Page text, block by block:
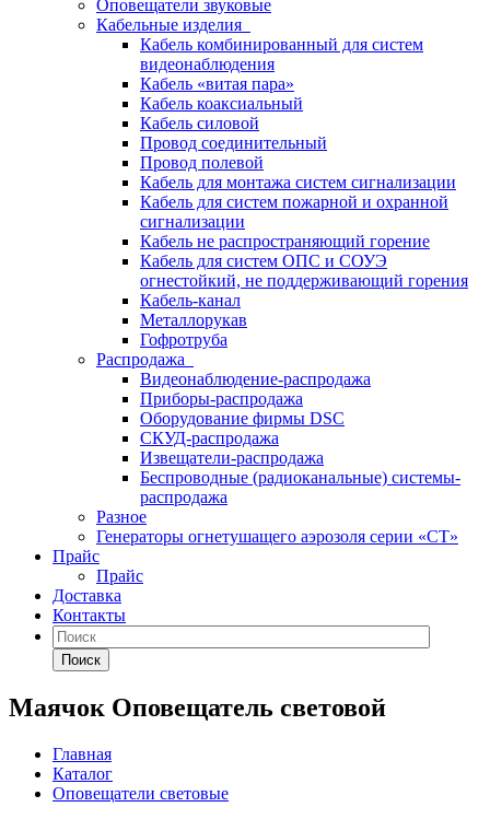
Оповещатели звуковые
Кабельные изделия
Кабель комбинированный для систем
видеонаблюдения
Кабель «витая пара»
Кабель коаксиальный
Кабель силовой
Провод соединительный
Провод полевой
Кабель для монтажа систем сигнализации
Кабель для систем пожарной и охранной
сигнализации
Кабель не распространяющий горение
Кабель для систем ОПС и СОУЭ
огнестойкий, не поддерживающий горения
Кабель-канал
Металлорукав
Гофротруба
Распродажа
Видеонаблюдение-распродажа
Приборы-распродажа
Оборудование фирмы DSC
СКУД-распродажа
Извещатели-распродажа
Беспроводные (радиоканальные) системы-
распродажа
Разное
Генераторы огнетушащего аэрозоля серии «СТ»
Прайс
Прайс
Доставка
Контакты
Поиск
Маячок Оповещатель световой
Главная
Каталог
Оповещатели световые